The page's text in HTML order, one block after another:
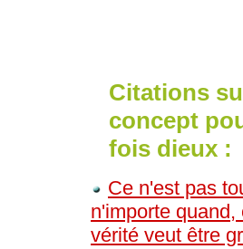
Citations
concept
fois dieux :
Ce n'est pas
n'importe
vérité veut être